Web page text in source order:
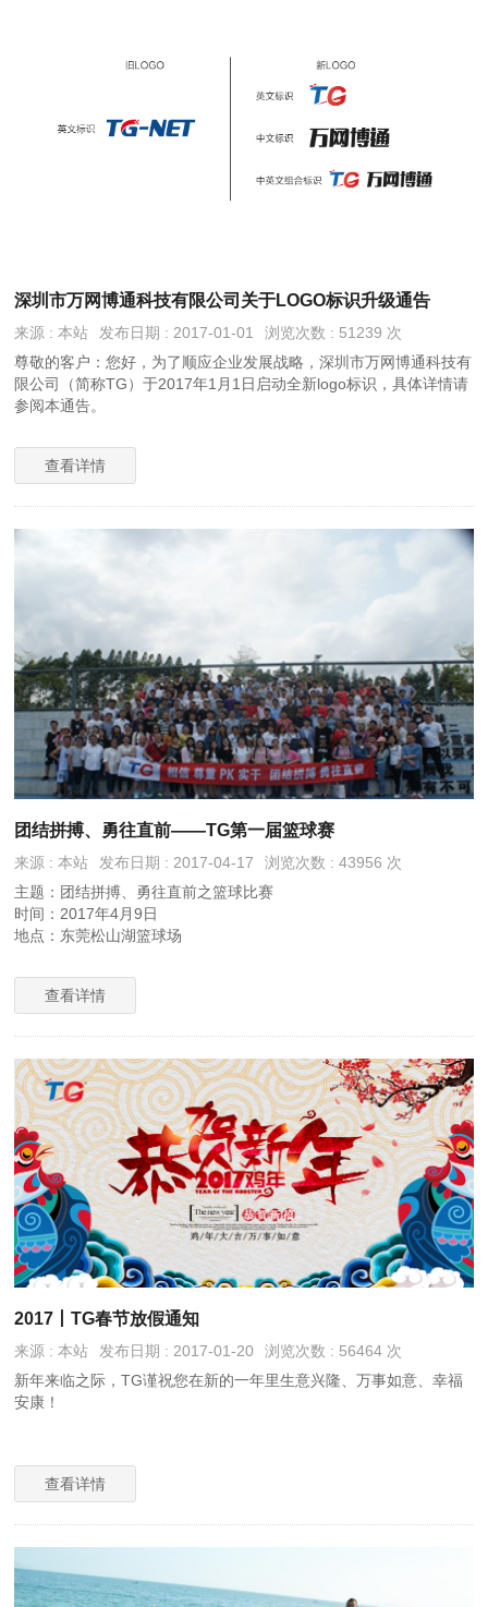
深圳市万网博通科技有限公司关于LOGO标识升级通告
来源 : 本站 发布日期 : 2017-01-01
浏览次数 : 51239 次
尊敬的客户：您好，为了顺应企业发展战略，深圳市万网博通科技有
限公司（简称TG）于2017年1月1日启动全新logo标识，具体详情请
参阅本通告。
查看详情
团结拼搏、勇往直前——TG第一届篮球赛
来源 : 本站 发布日期 : 2017-04-17
浏览次数 : 43956 次
主题：团结拼搏、勇往直前之篮球比赛
时间：2017年4月9日
地点：东莞松山湖篮球场
查看详情
2017丨TG春节放假通知
来源 : 本站 发布日期 : 2017-01-20
浏览次数 : 56464 次
新年来临之际，TG谨祝您在新的一年里生意兴隆、万事如意、幸福
安康！
查看详情